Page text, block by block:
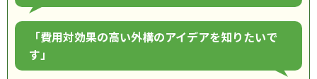
「費用対効果の高い外構のアイデアを知りたいで
す」